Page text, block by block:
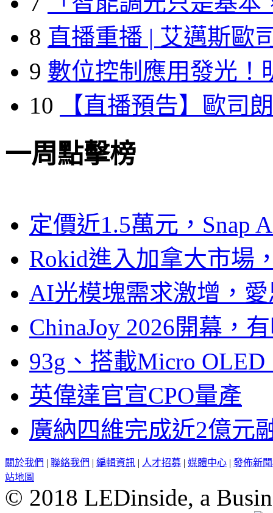
8 直播重播 | 艾邁斯歐
9 數位控制應用發光！
10
【直播預告】歐司
一周點擊榜
定價近1.5萬元，Snap
Rokid進入加拿大市場
AI光模塊需求激增，
ChinaJoy 2026開幕，
93g、搭載Micro
英偉達官宣CPO量產
廣納四維完成近2億元
關於我們 | 聯絡我們 | 編輯資訊 | 人才招募 | 媒體中心 | 發佈新
站地圖
© 2018 LEDinside, a